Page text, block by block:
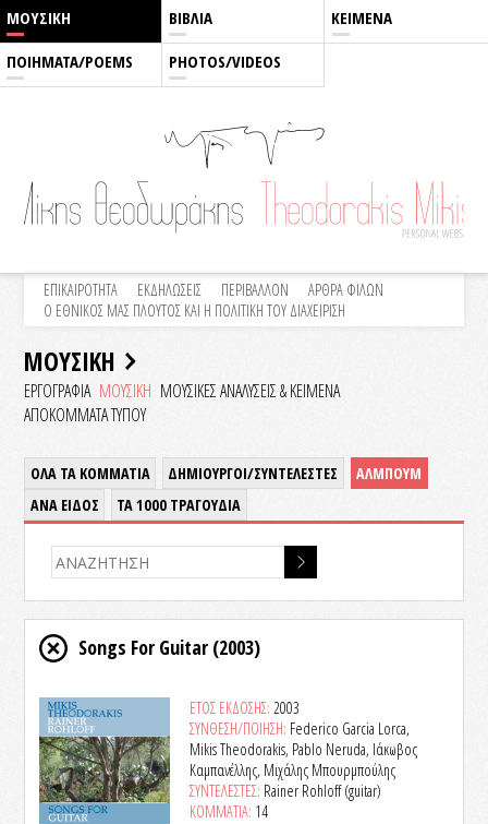
ΜΟΥΣΙΚΗ ΒΙΒΛΙΑ ΚΕΙΜΕΝΑ
ΠΟΙΗΜΑΤΑ/POEMS PHOTOS/VIDEOS
ΕΠΙΚΑΙΡΟΤΗΤΑ ΕΚΔΗΛΩΣΕΙΣ ΠΕΡΙΒΑΛΛΟΝ
ΑΡΘΡΑ ΦΙΛΩΝ
Ο ΕΘΝΙΚΟΣ ΜΑΣ ΠΛΟΥΤΟΣ ΚΑΙ Η ΠΟΛΙΤΙΚΗ ΤΟΥ ΔΙΑΧΕΙΡΙΣΗ
ΜΟΥΣΙΚΗ
ΕΡΓΟΓΡΑΦΙΑ ΜΟΥΣΙΚΗ ΜΟΥΣΙΚΕΣ ΑΝΑΛΥΣΕΙΣ & KEIMENA
ΑΠΟΚΟΜΜΑΤΑ ΤΥΠΟΥ
ΟΛΑ ΤΑ ΚΟΜΜΑΤΙΑ ΔΗΜΙΟΥΡΓΟΙ/ΣΥΝΤΕΛΕΣΤΕΣ
ΑΛΜΠΟΥΜ
ΑΝΑ ΕΙΔΟΣ
ΤΑ 1000 ΤΡΑΓΟΥΔΙΑ
Songs For Guitar (2003)
ΕΤΟΣ ΕΚΔΟΣΗΣ: 2003
ΣΥΝΘΕΣΗ/ΠΟΙΗΣΗ: Federico Garcia Lorca,
Mikis Theodorakis, Pablo Neruda, Ιάκωβος
Καμπανέλλης, Μιχάλης Μπουρμπούλης
ΣΥΝΤΕΛΕΣΤΕΣ: Rainer Rohloff (guitar)
ΚΟΜΜΑΤΙΑ: 14